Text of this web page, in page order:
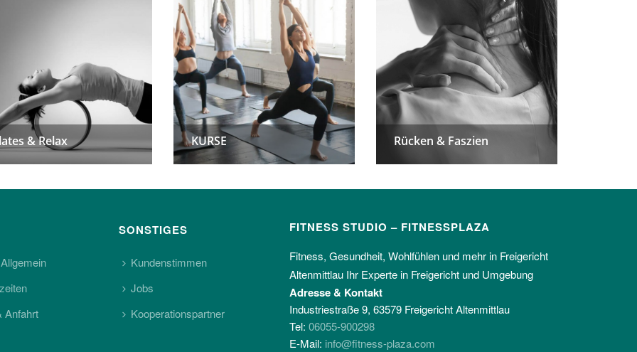
& Relax
& Relax KURSE
KURSE Rücken & Faszien
Rücken & Faszien
Anfahrt
SONSTIGES
Kundenstimmen
Jobs
Kooperationspartner
FITNESS STUDIO – FITNESSPLAZA
Fitness, Gesundheit, Wohlfühlen und mehr in Freigericht
Altenmittlau Ihr Experte in Freigericht und Umgebung
Adresse & Kontakt
Industriestraße 9, 63579 Freigericht Altenmittlau
Tel:06055-900298
E-Mail: info@fitness-plaza.com